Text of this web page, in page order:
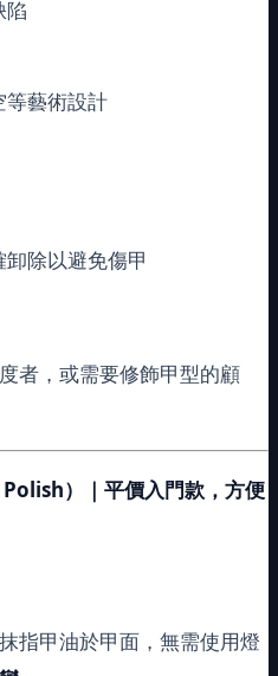
陷
等藝術設計
除以避免傷甲
者，或需要修飾甲型的顧
）｜平價入門款，方便
指甲油於甲面，無需使用燈